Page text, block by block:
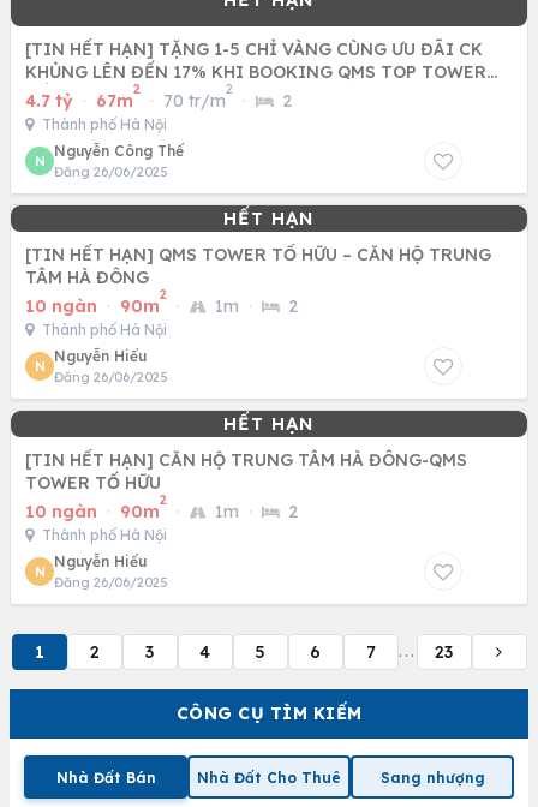
CÔNG CỤ TÌM KIẾM
Nhà Đất Bán Nhà Đất Cho Thuê Sang nhượng
[TIN HẾT HẠN] TẶNG 1-5 CHỈ VÀNG CÙNG ƯU ĐÃI CK
KHỦNG LÊN ĐẾN 17% KHI BOOKING QMS TOP TOWER
TỐ HỮU - NAM TỪ LIÊM
4.7 tỷ · 67m
2
· 70 tr/m
2
· 2
Thành phố Hà Nội
N
Nguyễn Công Thế
Đăng 26/06/2025
[TIN HẾT HẠN] QMS TOWER TỐ HỮU – CĂN HỘ TRUNG
TÂM HÀ ĐÔNG
10 ngàn · 90m
2
· 1m · 2
Thành phố Hà Nội
N
Nguyễn Hiếu
Đăng 26/06/2025
[TIN HẾT HẠN] CĂN HỘ TRUNG TÂM HÀ ĐÔNG-QMS
TOWER TỐ HỮU
10 ngàn · 90m
2
· 1m · 2
Thành phố Hà Nội
N
Nguyễn Hiếu
Đăng 26/06/2025
1 2 3 4 5 6 7 ... 23